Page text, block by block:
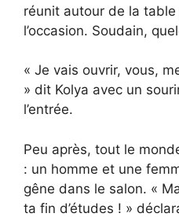
réunit autour de la
l’occasion. Soudain,
« Je vais ouvrir, vous,
» dit Kolya avec un
l’entrée.
Peu après, tout le
: un homme et une
gêne dans le salon. «
ta fin d’études ! »